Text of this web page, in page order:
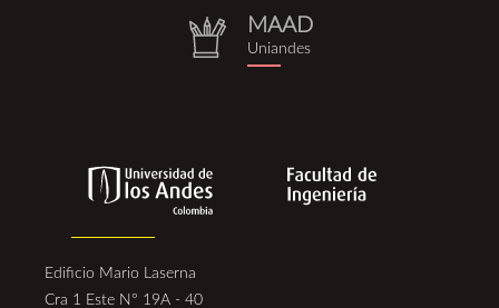
repositorio.png
MAAD
Uniandes
Edificio Mario Laserna
Cra 1 Este N° 19A - 40